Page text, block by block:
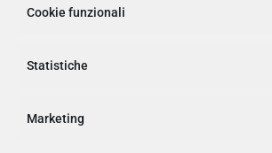
Cookie funzionali
Statistiche
Marketing